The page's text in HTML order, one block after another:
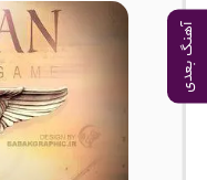
آهنگ بعدی